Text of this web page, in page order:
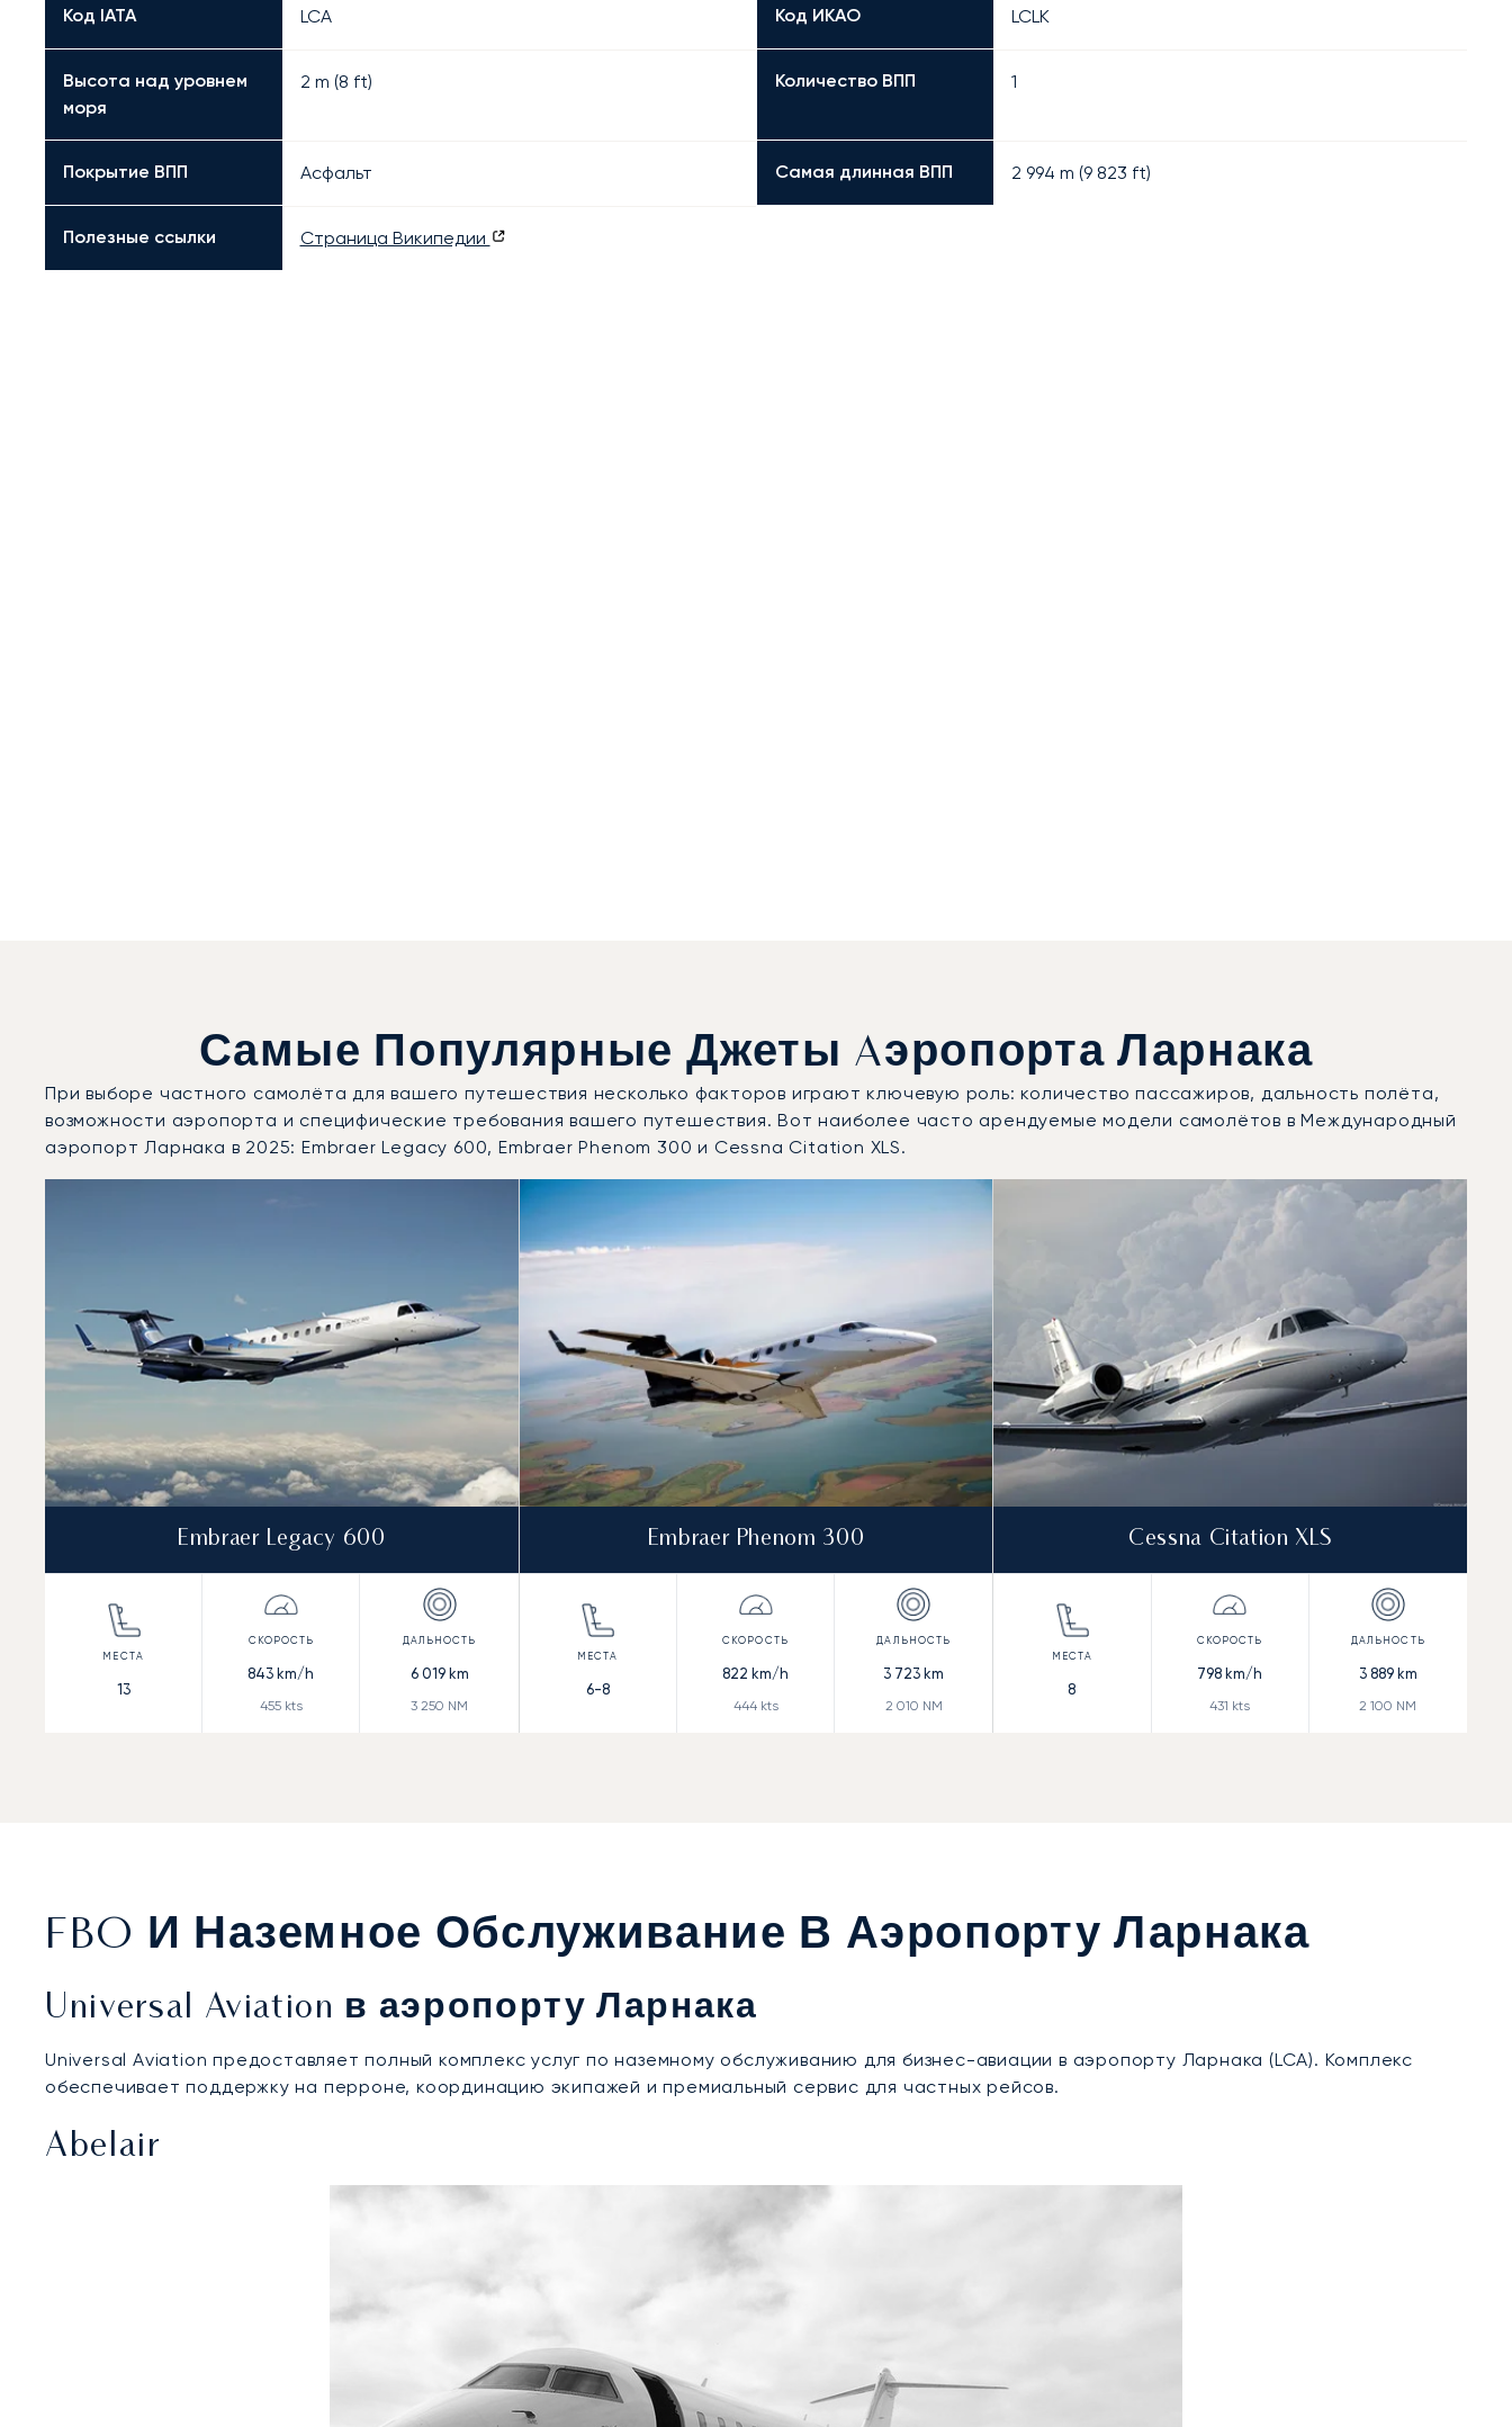
Код IATA LCA Код ИКАО LCLK
Высота над уровнем
моря
2 m (8 ft) Количество ВПП 1
Покрытие ВПП Асфальт Самая длинная ВПП 2 994 m (9 823 ft)
Полезные ссылки Страница Википедии
Самые Популярные Джеты Aэропорта Ларнака
При выборе частного самолёта для вашего путешествия несколько факторов играют ключевую роль: количество пассажиров, дальность полёта,
возможности аэропорта и специфические требования вашего путешествия. Вот наиболее часто арендуемые модели самолётов в Международный
аэропорт Ларнака в 2025: Embraer Legacy 600, Embraer Phenom 300 и Cessna Citation XLS.
Международный аэропорт Ларнака : 3 наиболее востребованные модели воздушных судов по числу полётных движений в 2025 году
Места
Дальность (км)
Embraer Legacy 600
13
843 km/h
455kts
6 019km
3 250 NM
Embraer Phenom 300
6-8
822 km/h
444kts
3 723 km
2 010 NM
Cessna Citation XLS
8
798 km/h
431 kts
3 889km
2 100 NM
FBO И Наземное Обслуживание В Аэропорту Ларнака
Universal Aviation в аэропорту Ларнака
Universal Aviation предоставляет полный комплекс услуг по наземному обслуживанию для бизнес-авиации в аэропорту Ларнака (LCA). Комплекс
обеспечивает поддержку на перроне, координацию экипажей и премиальный сервис для частных рейсов.
Abelair